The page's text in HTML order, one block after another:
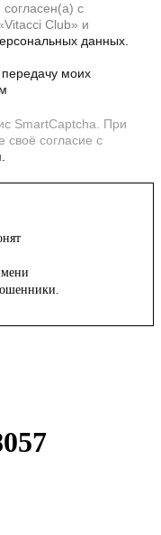
с
Club» и
данных.
передачу моих
SmartCaptcha. При
своё согласие с